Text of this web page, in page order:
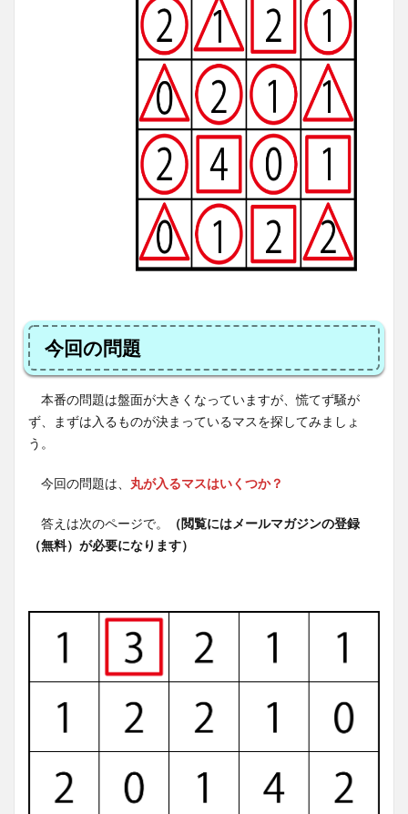
今回の問題
本番の問題は盤面が大きくなっていますが、慌てず騒が
ず、まずは入るものが決まっているマスを探してみましょ
う。
今回の問題は、 丸が入るマスはいくつか？
答えは次のページで。
（閲覧にはメールマガジンの登録
（無料）が必要になります）